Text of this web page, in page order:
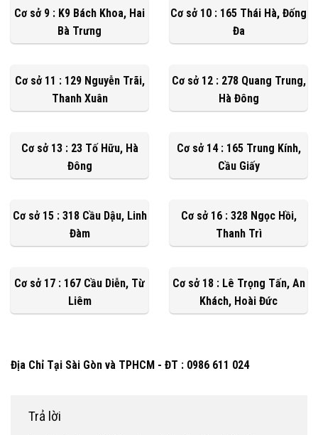
Cơ sở 9 : K9 Bách Khoa, Hai
Bà Trưng
Cơ sở 10 : 165 Thái Hà, Đống
Đa
Cơ sở 11 : 129 Nguyễn Trãi,
Thanh Xuân
Cơ sở 12 : 278 Quang Trung,
Hà Đông
Cơ sở 13 : 23 Tố Hữu, Hà
Đông
Cơ sở 14 : 165 Trung Kính,
Cầu Giấy
Cơ sở 15 : 318 Cầu Dậu, Linh
Đàm
Cơ sở 16 : 328 Ngọc Hồi,
Thanh Trì
Cơ sở 17 : 167 Cầu Diễn, Từ
Liêm
Cơ sở 18 : Lê Trọng Tấn, An
Khách, Hoài Đức
Địa Chỉ Tại Sài Gòn và TPHCM - ĐT : 0986 611 024
Trả lời